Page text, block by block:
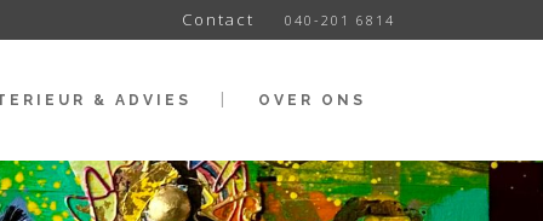
Contact 040-201 6814
& ADVIES OVER ONS